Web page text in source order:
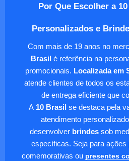
Por Que Escolher a
Personalizados e
Com mais de 19 anos no
Brasil é referência na
promocionais. Localizada em
atende clientes de todos os
de entrega eficiente que
A10 Brasil se destaca pela
atendimento
desenvolver brindessob
específicas. Seja para ações
comemorativas ou presentes